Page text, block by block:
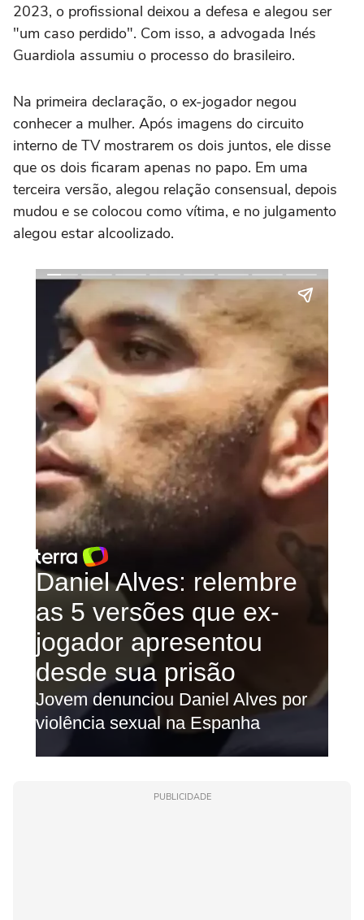
2023, o profissional deixou a defesa e alegou ser
"um caso perdido". Com isso, a advogada Inés
Guardiola assumiu o processo do brasileiro.
Na primeira declaração, o ex-jogador negou
conhecer a mulher. Após imagens do circuito
interno de TV mostrarem os dois juntos, ele disse
que os dois ficaram apenas no papo. Em uma
terceira versão, alegou relação consensual, depois
mudou e se colocou como vítima, e no julgamento
alegou estar alcoolizado.
PUBLICIDADE